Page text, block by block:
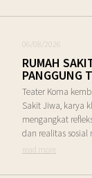
06/08/2026
RUMAH
PANGGUNG
Teater Koma
Sakit Jiwa, karya
mengangkat
dan realitas sosial
read more